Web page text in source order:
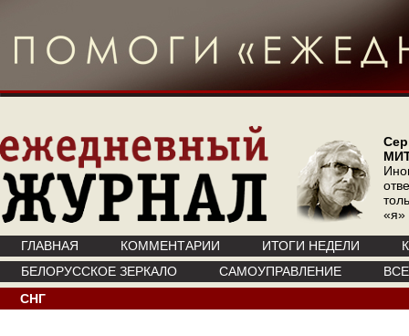
«я»
ГЛАВНАЯ КОММЕНТАРИИ ИТОГИ НЕДЕЛИ
БЕЛОРУССКОЕ ЗЕРКАЛО
САМОУПРАВЛЕНИЕ
СНГ